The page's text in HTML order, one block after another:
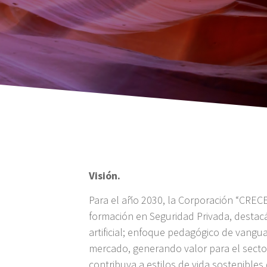
Visión.
Para el año 2030, la Corporación
formación en Seguridad Privada,
artificial; enfoque pedagógico de
mercado, generando valor para el